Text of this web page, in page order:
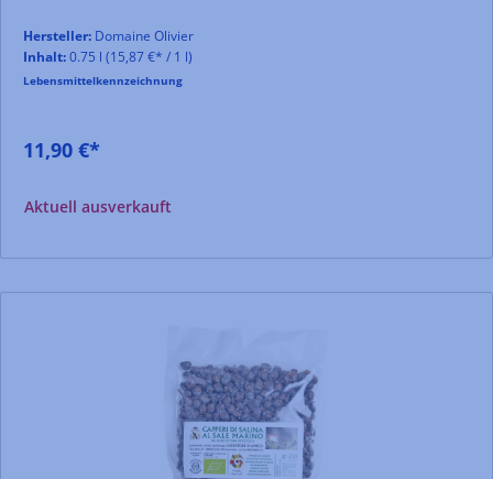
Hersteller: Domaine Olivier
Inhalt:0.75 l (15,87 €* / 1 l)
Lebensmittelkennzeichnung
11,90 €*
Aktuell ausverkauft